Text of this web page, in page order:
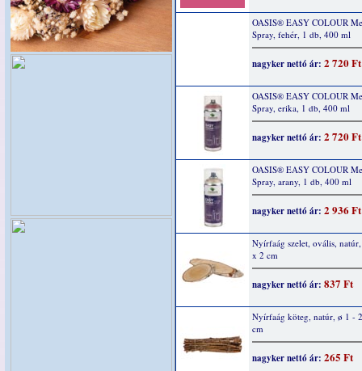
OASIS® EASY COLOUR
Spray, fehér, 1 db, 400 ml
nagyker nettó ár: 2 720 Ft
OASIS® EASY COLOUR
Spray, erika, 1 db, 400 ml
nagyker nettó ár: 2 720 Ft
OASIS® EASY COLOUR
Spray, arany, 1 db, 400 ml
nagyker nettó ár: 2 936 Ft
Nyírfaág szelet, ovális,
x 2 cm
nagyker nettó ár: 837 Ft
Nyírfaág köteg, natúr, ø 1 -
cm
nagyker nettó ár: 265 Ft